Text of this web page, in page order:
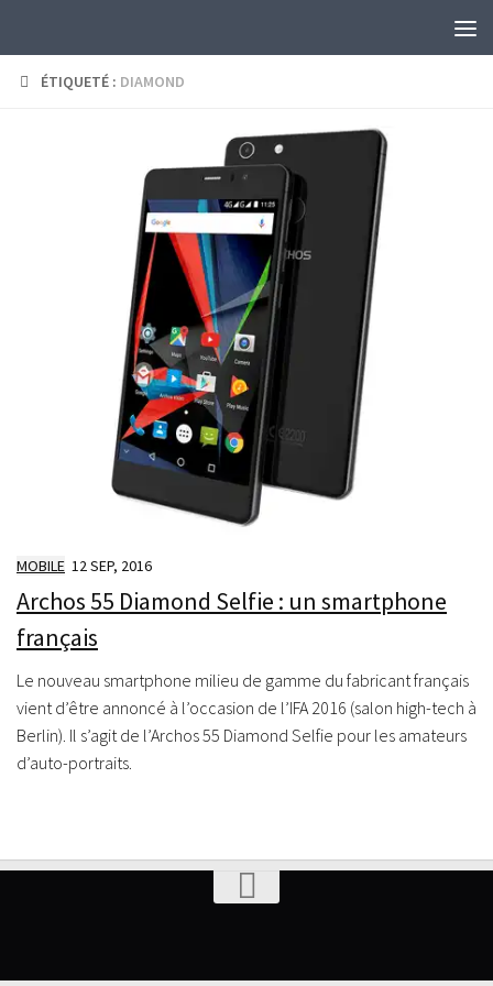
ÉTIQUETÉ : DIAMOND
MOBILE 12 SEP, 2016
Archos 55 Diamond Selfie : un smartphone
français
Le nouveau smartphone milieu de gamme du fabricant français
vient d’être annoncé à l’occasion de l’IFA 2016 (salon high-tech à
Berlin). Il s’agit de l’Archos 55 Diamond Selfie pour les amateurs
d’auto-portraits.